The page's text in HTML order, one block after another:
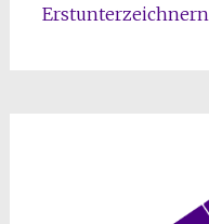
Erstunterzeichnern